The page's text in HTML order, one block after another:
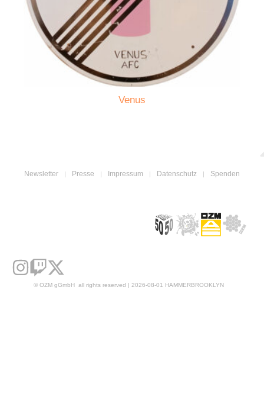
Venus
Newsletter Presse Impressum Datenschutz Spenden
© OZM gGmbH all rights reserved | 2026-08-01 HAMMERBROOKLYN